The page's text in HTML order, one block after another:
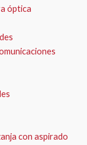
óptica
con aspirado